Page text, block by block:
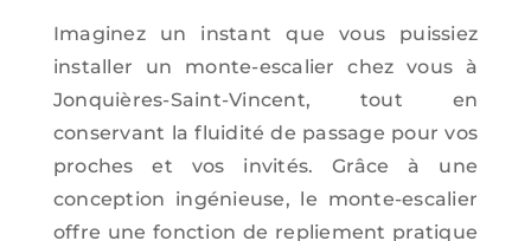
Imaginez un instant que vous puissiez
installer un monte-escalier chez vous à
Jonquières-Saint-Vincent, tout en
conservant la fluidité de passage pour vos
proches et vos invités. Grâce à une
conception ingénieuse, le monte-escalier
offre une fonction de repliement pratique